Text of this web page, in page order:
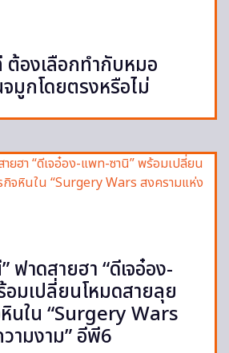
ต้องเลือกทำกับหมอ
จมูกโดยตรงหรือไม่
ฟาดสายฮา “ดีเจอ๋อง-
มเปลี่ยนโหมดสายลุย
หินใน “Surgery Wars
ามงาม” อีพี6